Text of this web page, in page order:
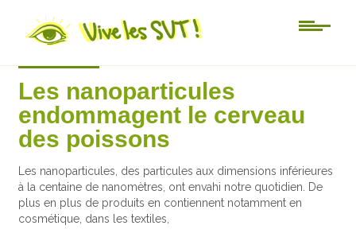
Les nanoparticules
endommagent le cerveau
des poissons
Les nanoparticules, des particules aux dimensions inférieures
à la centaine de nanomètres, ont envahi notre quotidien. De
plus en plus de produits en contiennent notamment en
cosmétique, dans les textiles,